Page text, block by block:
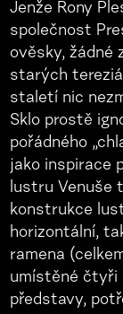
Jenže Rony
společnost
ověsky, žádné
starých
staletí nic
Sklo prostě
pořádného
jako inspirace
lustru Venuše
konstrukce
horizontální,
ramena
umístěné čtyři
představy,